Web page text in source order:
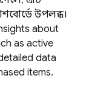
উপলব্ধ।
about
as active
data
items.